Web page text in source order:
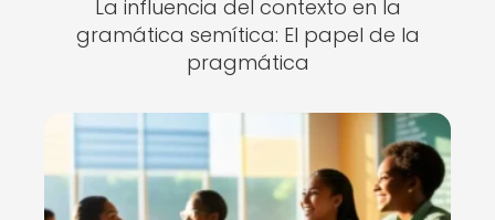
La influencia del contexto en la
gramática semítica: El papel de la
pragmática